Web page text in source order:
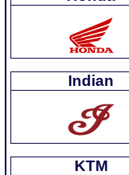
Indian
KTM